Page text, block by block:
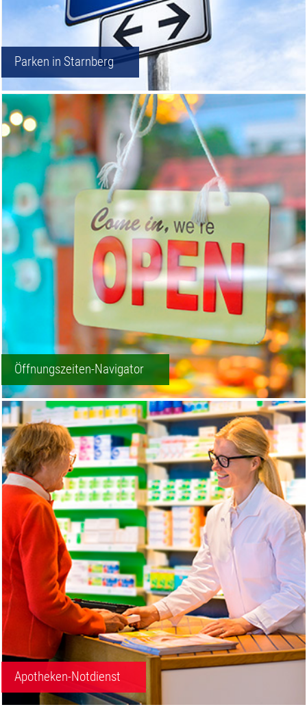
Parken in Starnberg
Öffnungszeiten-Navigator
Apotheken-Notdienst